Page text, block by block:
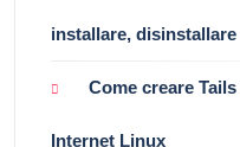
installare,
Come creare
Internet Linux